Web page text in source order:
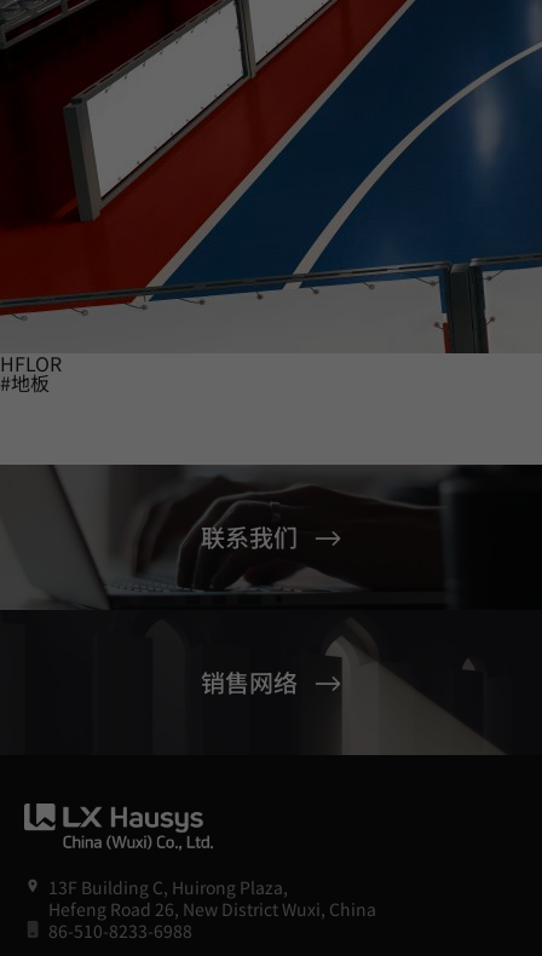
HFLOR
#地板
联系我们
销售网络
13F Building C, Huirong Plaza,
Hefeng Road 26, New District Wuxi, China
86-510-8233-6988